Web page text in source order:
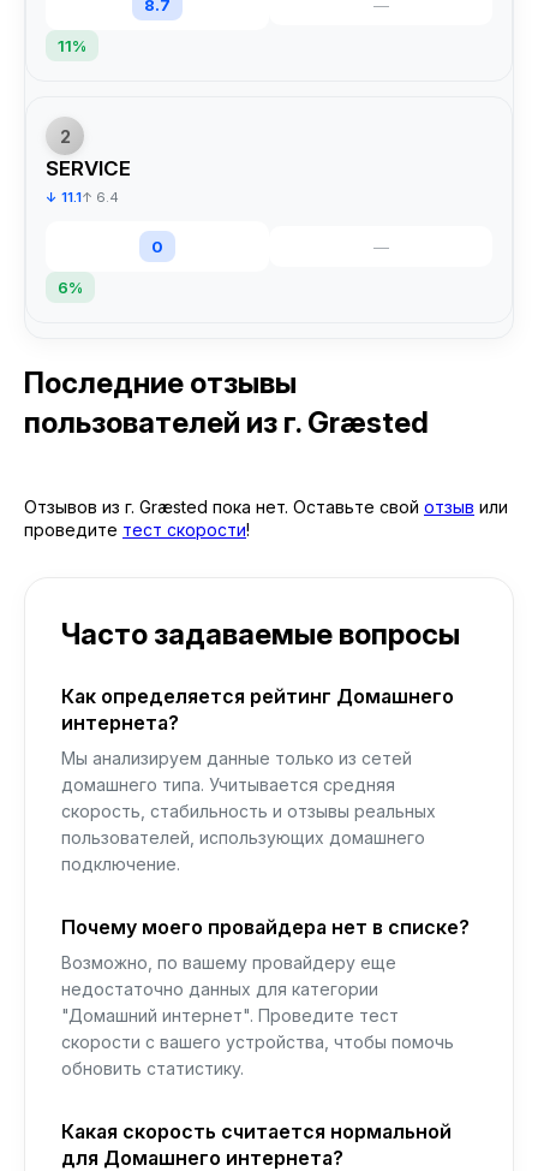
8.7 —
11%
2
SERVICE
↓ 11.1↑ 6.4
0 —
6%
Последние отзывы
пользователей из г. Græsted
Отзывов из г. Græsted пока нет. Оставьте свой отзыв или
проведите тест скорости!
Часто задаваемые вопросы
Как определяется рейтинг Домашнего
интернета?
Мы анализируем данные только из сетей
домашнего типа. Учитывается средняя
скорость, стабильность и отзывы реальных
пользователей, использующих домашнего
подключение.
Почему моего провайдера нет в списке?
Возможно, по вашему провайдеру еще
недостаточно данных для категории
"Домашний интернет". Проведите тест
скорости с вашего устройства, чтобы помочь
обновить статистику.
Какая скорость считается нормальной
для Домашнего интернета?